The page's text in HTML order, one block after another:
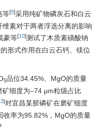
等[9]采用纯矿物磷灰石和白云
素对于两者浮选分离的影响
豪等[10]测试了木质素磺酸钠
形式作用在白云石钙、镁位
5品位34.45%、MgO的质量
细度为–74 μm粒级占比
]对宜昌某胶磷矿在磨矿细度
收率为95.82%，MgO的质量